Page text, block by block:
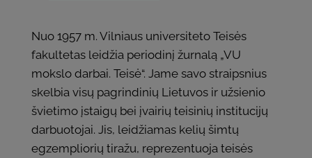
Nuo 1957 m. Vilniaus universiteto Teisės
fakultetas leidžia periodinį žurnalą „VU
mokslo darbai. Teisė“. Jame savo straipsnius
skelbia visų pagrindinių Lietuvos ir užsienio
švietimo įstaigų bei įvairių teisinių institucijų
darbuotojai. Jis, leidžiamas kelių šimtų
egzempliorių tiražu, reprezentuoja teisės